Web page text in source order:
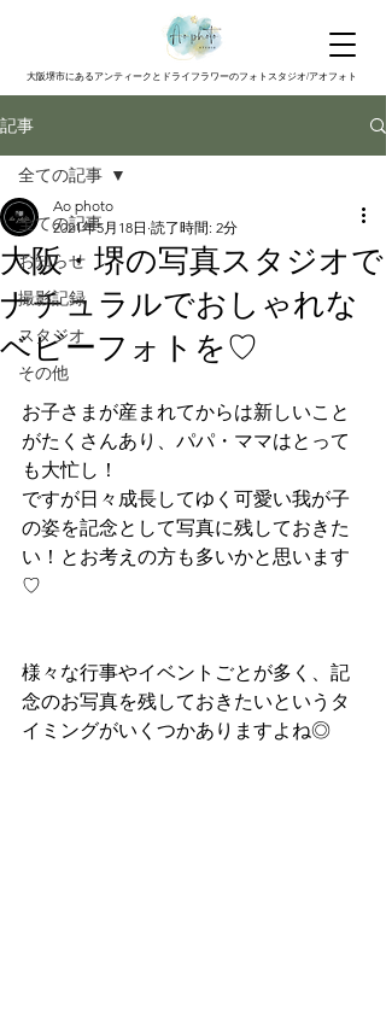
大阪堺市にあるアンティークとドライフラワーのフォトスタジオ/アオフォト
記事
全ての記事
お知らせ
撮影記録
スタジオ
その他
全ての記事
大阪・堺の写真スタジオで
ナチュラルでおしゃれな
ベビーフォトを♡
Ao photo
2021年5月18日 読了時間: 2分
お子さまが産まれてからは新しいこと
がたくさんあり、パパ・ママはとって
も大忙し！
ですが日々成長してゆく可愛い我が子
の姿を記念として写真に残しておきた
い！とお考えの方も多いかと思います
♡
様々な行事やイベントごとが多く、記
念のお写真を残しておきたいというタ
イミングがいくつかありますよね◎